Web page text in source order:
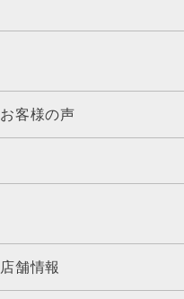
お客様の声
店舗情報